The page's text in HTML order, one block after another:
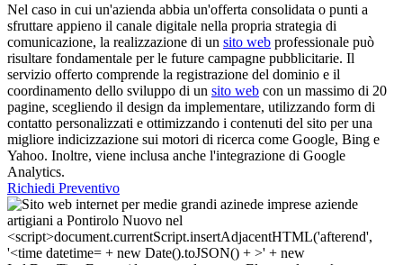
Nel caso in cui un'azienda abbia un'offerta consolidata o punti a
sfruttare appieno il canale digitale nella propria strategia di
comunicazione, la realizzazione di un sito web professionale può
risultare fondamentale per le future campagne pubblicitarie. Il
servizio offerto comprende la registrazione del dominio e il
coordinamento dello sviluppo di un sito web con un massimo di 20
pagine, scegliendo il design da implementare, utilizzando form di
contatto personalizzati e ottimizzando i contenuti del sito per una
migliore indicizzazione sui motori di ricerca come Google, Bing e
Yahoo. Inoltre, viene inclusa anche l'integrazione di Google
Analytics.
Richiedi Preventivo